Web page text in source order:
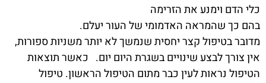
כלי הדם וימנע את הזרימה
בהם כך שהמראה האדמומי של העור יעלם.
מדובר בטיפול קצר יחסית שנמשך לא יותר משניות ספורות,
אין צורך לבצע שינויים בשגרת היום יום. כאשר תוצאות
הטיפול נראות לעין כבר מתום הטיפול הראשון. טיפול